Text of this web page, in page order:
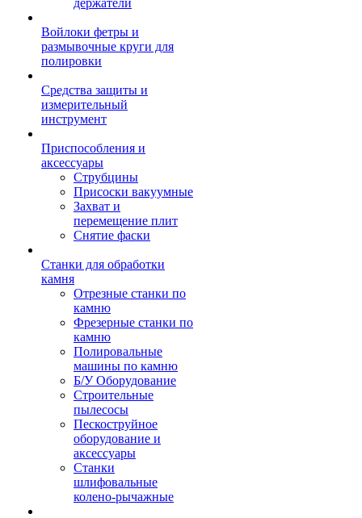
держатели
Войлоки фетры и
размывочные круги для
полировки
Средства защиты и
измерительный
инструмент
Приспособления и
аксессуары
Струбцины
Присоски вакуумные
Захват и
перемещение плит
Снятие фаски
Станки для обработки
камня
Отрезные станки по
камню
Фрезерные станки по
камню
Полировальные
машины по камню
Б/У Оборудование
Строительные
пылесосы
Пескоструйное
оборудование и
аксессуары
Станки
шлифовальные
колено-рычажные